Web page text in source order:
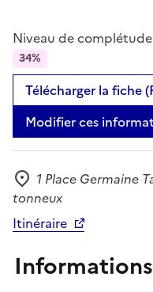
Niveau de
34%
Télécharger la fiche
Modifier ces
Adresse
1 Place Germaine
tonneux
Itinéraire